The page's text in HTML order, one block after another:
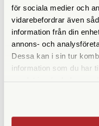
för sociala medier och
vidarebefordrar även
information från din
annons- och
Dessa kan i sin tur
information som du har
Swarovski 10x52 NL Pure